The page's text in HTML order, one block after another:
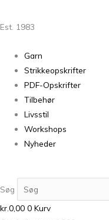
Est. 1983
Garn
Strikkeopskrifter
PDF-Opskrifter
Tilbehør
Livsstil
Workshops
Nyheder
Søg
kr.0,00 0 Kurv